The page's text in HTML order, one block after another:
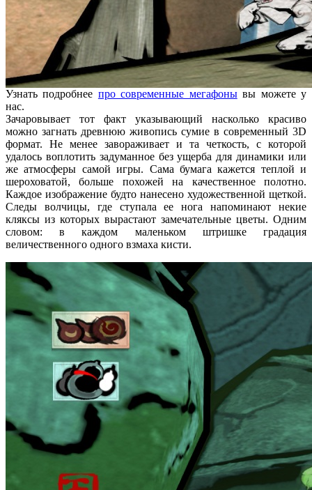
Узнать подробнее про современные мегафонывы можете у
нас.
Зачаровывает тот факт указывающий насколько красиво
можно загнать древнюю живопись сумие в современный 3D
формат. Не менее завораживает и та четкость, с которой
удалось воплотить задуманное без ущерба для динамики или
же атмосферы самой игры. Сама бумага кажется теплой и
шероховатой, больше похожей на качественное полотно.
Каждое изображение будто нанесено художественной щеткой.
Следы волчицы, где ступала ее нога напоминают некие
кляксы из которых вырастают замечательные цветы. Одним
словом: в каждом маленьком штришке градация
величественного одного взмаха кисти.